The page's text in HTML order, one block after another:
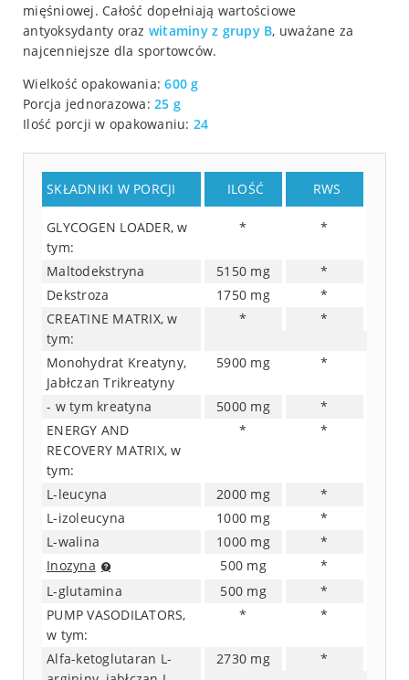
mięśniowej. Całość dopełniają wartościowe
antyoksydanty oraz witaminy z grupy B, uważane za
najcenniejsze dla sportowców.
Wielkość opakowania:600 g
Porcja jednorazowa: 25 g
Ilość porcji w opakowaniu: 24
SKŁADNIKI W PORCJI ILOŚĆ RWS
GLYCOGEN LOADER, w
tym:
* *
Maltodekstryna 5150 mg
*
Dekstroza
1750 mg
*
CREATINE MATRIX, w
tym:
* *
Monohydrat Kreatyny,
Jabłczan Trikreatyny
5900 mg *
- w tym kreatyna 5000 mg
*
ENERGY AND
RECOVERY MATRIX, w
tym:
* *
L-leucyna 2000 mg
*
L-izoleucyna
1000 mg
*
L-walina
1000 mg
*
Inozyna
500 mg
*
L-glutamina
500 mg
*
PUMP VASODILATORS,
w tym:
* *
Alfa-ketoglutaran L-
2730 mg *